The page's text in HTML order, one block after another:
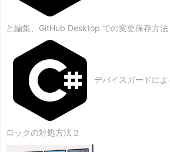
と編集、GitHub Desktop での変更保存方法
デバイスガードに
ロックの対処方法２